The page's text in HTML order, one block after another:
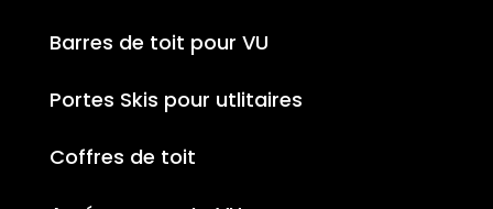
Barres de toit pour VU
Portes Skis pour utlitaires
Coffres de toit